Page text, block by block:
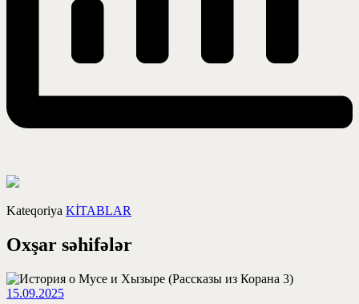
Kateqoriya KİTABLAR
Oxşar səhifələr
15.09.2025